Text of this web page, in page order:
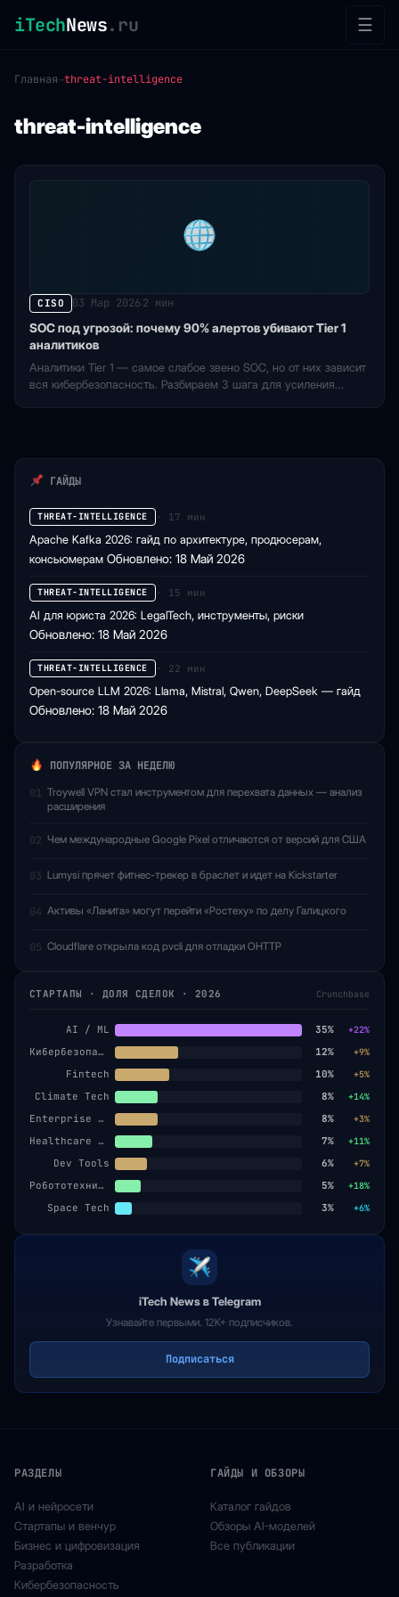
iTechNews.ru ☰
Главная→threat-intelligence
threat-intelligence
CISO 03 Мар 2026 2 мин
SOC под угрозой: почему 90% алертов убивают Tier 1
аналитиков
Аналитики Tier 1 — самое слабое звено SOC, но от них зависит
вся кибербезопасность. Разбираем 3 шага для усиления
ГАЙДЫ
THREAT-INTELLIGENCE · 17 мин
Apache Kafka 2026: гайд по архитектуре, продюсерам,
консьюмерам Обновлено: 18 Май 2026
THREAT-INTELLIGENCE · 15 мин
AI для юриста 2026: LegalTech, инструменты, риски
Обновлено: 18 Май 2026
THREAT-INTELLIGENCE · 22 мин
Open-source LLM 2026: Llama, Mistral, Qwen, DeepSeek — гайд
Обновлено: 18 Май 2026
ПОПУЛЯРНОЕ ЗА НЕДЕЛЮ
01 Troywell VPN стал инструментом для перехвата данных — анализ
расширения
02 Чем международные Google Pixel отличаются от версий для США
03 Lumysi прячет фитнес-трекер в браслет и идет на Kickstarter
04 Активы «Ланита» могут перейти «Ростеху» по делу Галицкого
05 Cloudflare открыла код pvcli для отладки OHTTP
СТАРТАПЫ · ДОЛЯ СДЕЛОК · 2026 Crunchbase
AI / ML 35% +22%
Кибербезопасность 12% +9%
Fintech 10% +5%
Climate Tech 8% +14%
Enterprise SaaS 8% +3%
Healthcare AI 7% +11%
Dev Tools 6% +7%
Робототехника 5% +18%
Space Tech 3% +6%
iTech News в Telegram
Узнавайте первыми. 12K+ подписчиков.
Подписаться
РАЗДЕЛЫ
AI и нейросети
Стартапы и венчур
Бизнес и цифровизация
Разработка
Кибербезопасность
ГАЙДЫ И ОБЗОРЫ
Каталог гайдов
Обзоры AI-моделей
Все публикации